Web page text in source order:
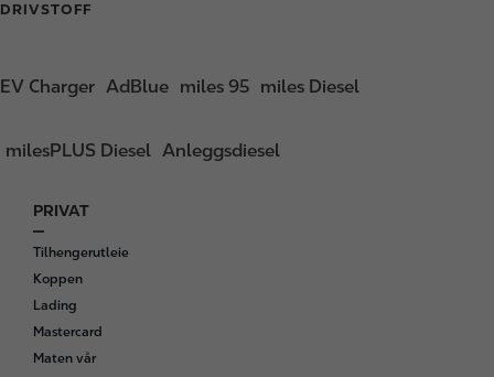
DRIVSTOFF
EV Charger AdBlue miles 95 miles Diesel
milesPLUS Diesel Anleggsdiesel
F
o
o
t
e
r
PRIVAT
Tilhengerutleie
Koppen
Lading
Mastercard
Maten vår